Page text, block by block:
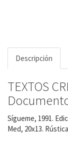
Descripción
TEXTOS
Sígueme, 1991.
Med, 20x13.